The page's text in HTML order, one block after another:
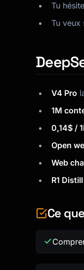
Tu
Tu veux
V4 Pro
1M
0,14$ /
Open
Web
R1 Distill
Ce